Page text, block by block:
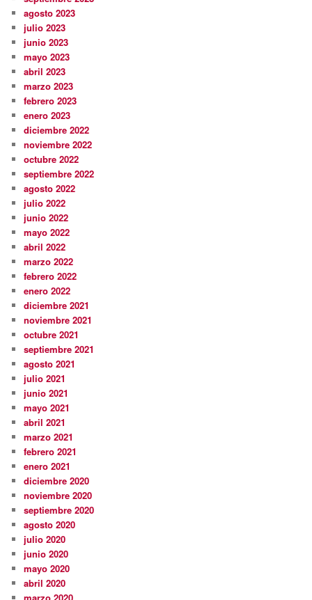
agosto 2023
julio 2023
junio 2023
mayo 2023
abril 2023
marzo 2023
febrero 2023
enero 2023
diciembre 2022
noviembre 2022
octubre 2022
septiembre 2022
agosto 2022
julio 2022
junio 2022
mayo 2022
abril 2022
marzo 2022
febrero 2022
enero 2022
diciembre 2021
noviembre 2021
octubre 2021
septiembre 2021
agosto 2021
julio 2021
junio 2021
mayo 2021
abril 2021
marzo 2021
febrero 2021
enero 2021
diciembre 2020
noviembre 2020
septiembre 2020
agosto 2020
julio 2020
junio 2020
mayo 2020
abril 2020